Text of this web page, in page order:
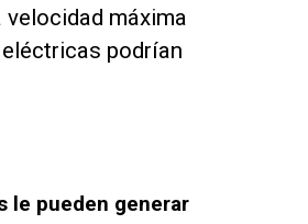
máxima
podrían
le pueden generar